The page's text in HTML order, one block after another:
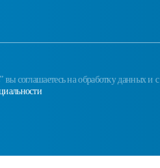
соглашаетесь на обработку данных и с